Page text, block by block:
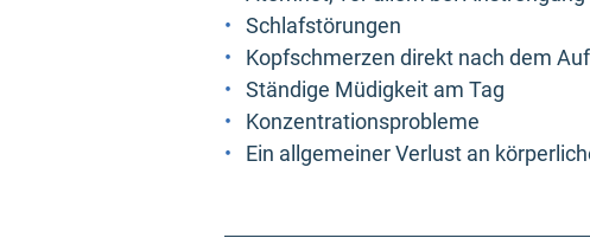
Schlafstörungen
Kopfschmerzen direkt nach dem
Ständige Müdigkeit am Tag
Konzentrationsprobleme
Ein allgemeiner Verlust an